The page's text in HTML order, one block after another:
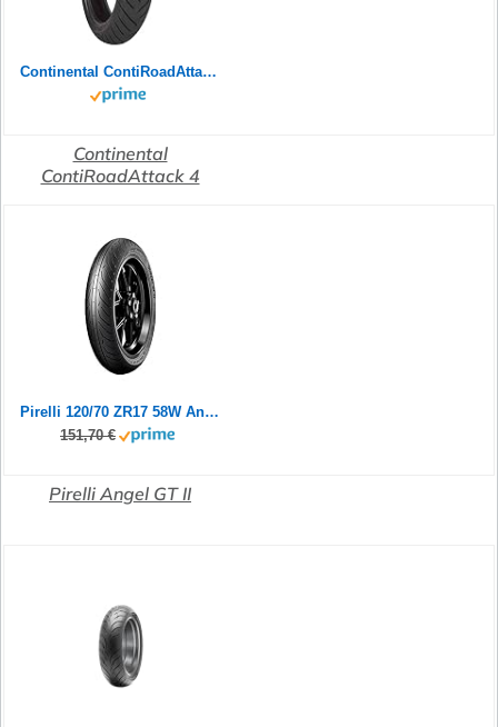
Continental ContiRoadAttack 4 GT 120/70 R17 58W TL vorne - Mottorradreifen ohne Felge
Continental
ContiRoadAttack 4
Pirelli 120/70 ZR17 58W Angel GT II (A)
151,70 €
Pirelli Angel GT II